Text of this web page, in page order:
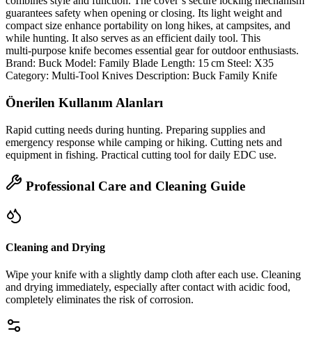
guarantees safety when opening or closing. Its light weight and
compact size enhance portability on long hikes, at campsites, and
while hunting. It also serves as an efficient daily tool. This
multi‑purpose knife becomes essential gear for outdoor enthusiasts.
Brand: Buck Model: Family Blade Length: 15 cm Steel: X35
Category: Multi‑Tool Knives Description: Buck Family Knife
Önerilen Kullanım Alanları
Rapid cutting needs during hunting. Preparing supplies and
emergency response while camping or hiking. Cutting nets and
equipment in fishing. Practical cutting tool for daily EDC use.
Professional Care and Cleaning Guide
Cleaning and Drying
Wipe your knife with a slightly damp cloth after each use. Cleaning
and drying immediately, especially after contact with acidic food,
completely eliminates the risk of corrosion.